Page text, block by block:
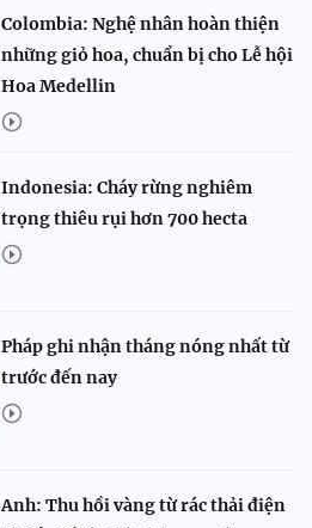
Colombia: Nghệ nhân hoàn thiện
những giỏ hoa, chuẩn bị cho Lễ hội
Hoa Medellin
Indonesia: Cháy rừng nghiêm
trọng thiêu rụi hơn 700 hecta
Pháp ghi nhận tháng nóng nhất từ
trước đến nay
Anh: Thu hồi vàng từ rác thải điện